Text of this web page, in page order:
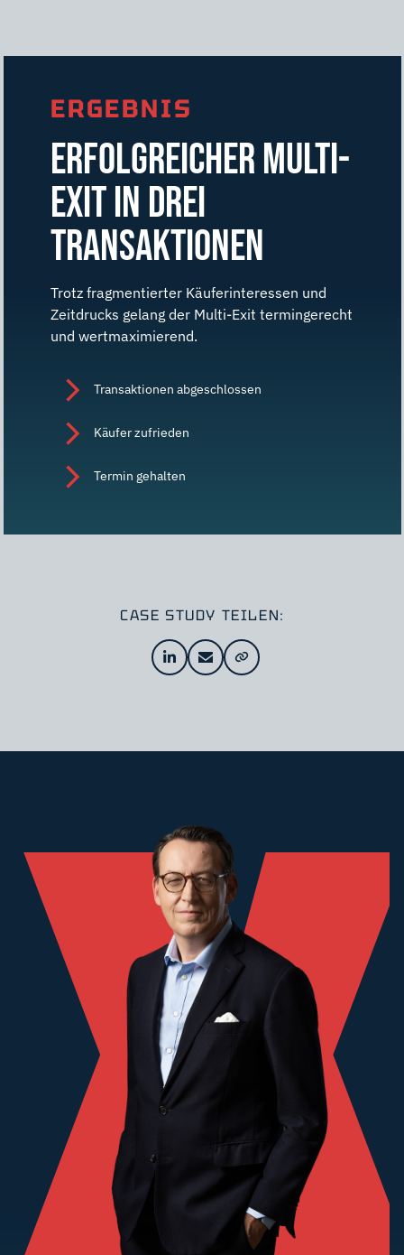
ERGEBNIS
ERFOLGREICHER MULTI-
EXIT IN DREI
TRANSAKTIONEN
Trotz fragmentierter Käuferinteressen und
Zeitdrucks gelang der Multi-Exit termingerecht
und wertmaximierend.
Transaktionen abgeschlossen
Käufer zufrieden
Termin gehalten
CASE STUDY TEILEN: